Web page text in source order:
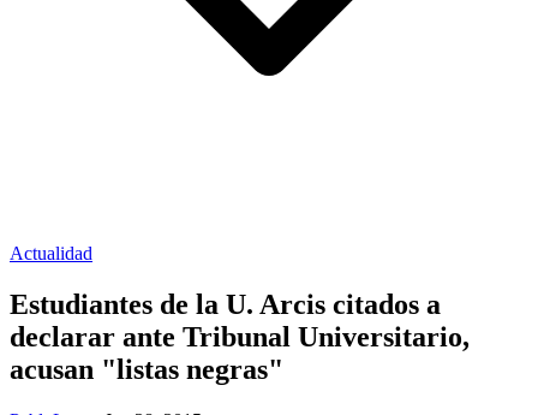
Actualidad
Estudiantes de la U. Arcis citados a
declarar ante Tribunal Universitario,
acusan "listas negras"